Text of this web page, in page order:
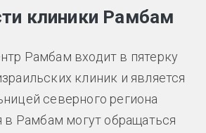
клиники Рамбам
Рамбам входит в пятерку
клиник и является
северного региона
в Рамбам могут обращаться